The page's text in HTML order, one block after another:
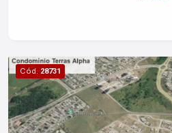
Cód. 28731